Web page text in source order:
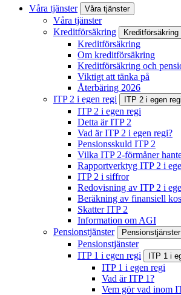
Våra tjänster Våra tjänster
Våra tjänster
Kreditförsäkring
Kreditförsäkring
Kreditförsäkring
Om kreditförsäkring
Kreditförsäkring och
Viktigt att tänka på
Återbäring 2026
ITP 2 i egen regi
ITP 2 i egen regi
ITP 2 i egen regi
Detta är ITP 2
Vad är ITP 2 i egen regi?
Pensionsskuld ITP 2
Vilka ITP 2-förmåner
Rapportverktyg ITP 2 i
ITP 2 i siffror
Redovisning av ITP 2 i
Beräkning av finansiell
Skatter ITP 2
Information om AGI
Pensionstjänster
Pensionstjänster
Pensionstjänster
ITP 1 i egen regi
ITP 1 i
ITP 1 i egen regi
Vad är ITP 1?
Vem gör vad inom